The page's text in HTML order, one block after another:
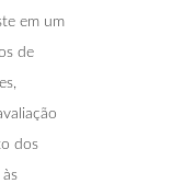
em um
de
dos